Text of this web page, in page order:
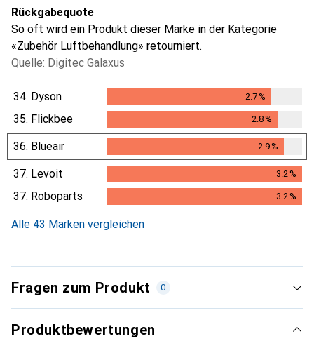
Rückgabequote
So oft wird ein Produkt dieser Marke in der Kategorie
«Zubehör Luftbehandlung» retourniert.
Quelle: Digitec Galaxus
34. Dyson 2.7%
2.7%
35. Flickbee 2.8%
2.8%
36. Blueair 2.9%
2.9%
37. Levoit 3.2 %
3.2%
37. Roboparts 3.2 %
Alle 43 Marken vergleichen
Fragen zum Produkt 0
Produktbewertungen